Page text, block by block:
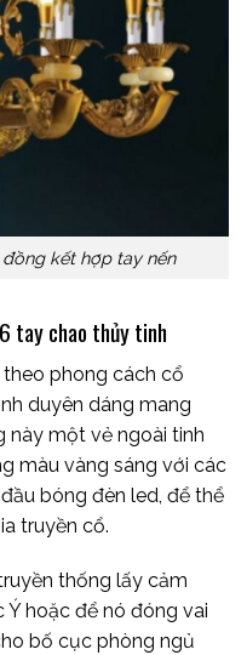
kết hợp tay nến
tay chao thủy tinh
theo phong cách cổ
duyên dáng mang
này một vẻ ngoài tinh
màu vàng sáng với các
bóng đèn led, để thể
truyền cổ.
thống lấy cảm
hoặc để nó đóng vai
bố cục phòng ngủ